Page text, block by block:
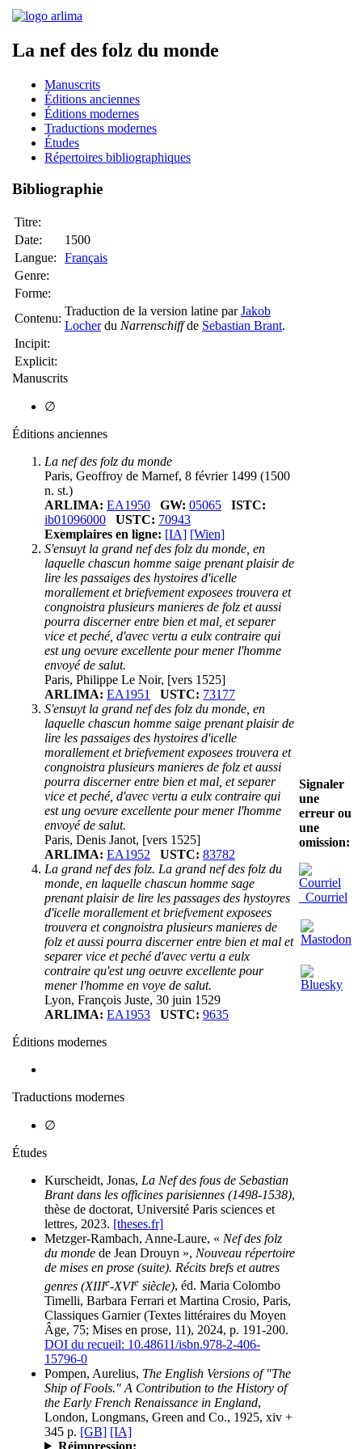
La nef des folz du monde
Manuscrits
Éditions anciennes
Éditions modernes
Traductions modernes
Études
Répertoires bibliographiques
Bibliographie
Titre:
Date:
1500
Langue:
Français
Genre:
Forme:
Contenu:
Traduction de la version latine parJakob
Locherdu Narrenschiffde Sebastian Brant.
Incipit:
Explicit:
Manuscrits
∅
Éditions anciennes
La nef des folz du monde
Paris, Geoffroy de Marnef, 8 février 1499 (1500
n. st.)
ARLIMA: EA1950 GW: 05065
ISTC:
ib01096000
USTC: 70943
Exemplaires en ligne: [IA] [Wien]
S'ensuyt la grand nef des folz du monde, en
laquelle chascun homme saige prenant plaisir de
lire les passaiges des hystoires d'icelle
morallement et briefvement exposees trouvera et
congnoistra plusieurs manieres de folz et aussi
pourra discerner entre bien et mal, et separer
vice et peché, d'avec vertu a eulx contraire qui
est ung oevure excellente pour mener l'homme
envoyé de salut.
Paris, Philippe Le Noir, [vers 1525]
ARLIMA: EA1951 USTC: 73177
S'ensuyt la grand nef des folz du monde, en
laquelle chascun homme saige prenant plaisir de
lire les passaiges des hystoires d'icelle
morallement et briefvement exposees trouvera et
congnoistra plusieurs manieres de folz et aussi
pourra discerner entre bien et mal, et separer
vice et peché, d'avec vertu a eulx contraire qui
est ung oevure excellente pour mener l'homme
envoyé de salut.
Paris, Denis Janot, [vers 1525]
ARLIMA: EA1952 USTC: 83782
La grand nef des folz. La grand nef des folz du
monde, en laquelle chascun homme sage
prenant plaisir de lire les passages des hystoyres
d'icelle morallement et briefvement exposees
trouvera et congnoistra plusieurs manieres de
folz et aussi pourra discerner entre bien et mal et
separer vice et peché d'avec vertu a eulx
contraire qu'est ung oeuvre excellente pour
mener l'homme en voye de salut.
Lyon, François Juste, 30 juin 1529
ARLIMA: EA1953 USTC: 9635
Éditions modernes
Traductions modernes
∅
Études
Kurscheidt, Jonas, La Nef des fous de Sebastian
Brant dans les officines parisiennes (1498-1538),
thèse de doctorat, Université Paris sciences et
lettres, 2023. [theses.fr]
Metzger-Rambach, Anne-Laure, « Nef des folz
du monde de Jean Drouyn », Nouveau répertoire
de mises en prose (suite). Récits brefs et autres
genres (XIIIe-XVIe siècle), éd. Maria Colombo
Timelli, Barbara Ferrari et Martina Crosio, Paris,
Classiques Garnier (Textes littéraires du Moyen
Âge, 75; Mises en prose, 11), 2024, p. 191-200.
DOI du recueil: 10.48611/isbn.978-2-406-
15796-0
Pompen, Aurelius, The English Versions of "The
Ship of Fools." A Contribution to the History of
the Early French Renaissance in England,
London, Longmans, Green and Co., 1925, xiv +
345 p. [GB] [IA]
Réimpression:
Signaler
une
erreur ou
une
omission:
Courriel